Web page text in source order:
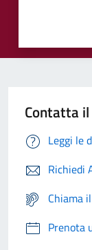
Contatta
Leggi le
Richiedi
Chiama
Prenota